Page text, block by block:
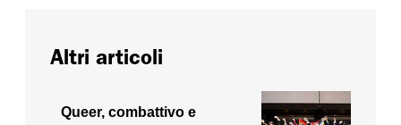
Altri articoli
Queer, combattivo e